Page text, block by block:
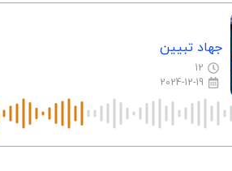
جهاد تبیین
12
2024-12-19